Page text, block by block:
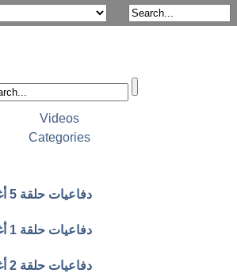
Videos
Categories
دفاعيات حلقة 5 أغسطس 2011
دفاعيات حلقة 1 أغسطس 2011
دفاعيات حلقة 2 أغسطس 2011